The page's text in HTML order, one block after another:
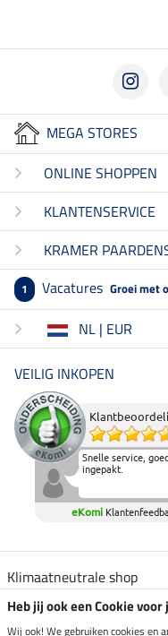
MEGA STORES
ONLINE SHOPPEN
KLANTENSERVICE
KRAMER
1 Vacatures Groei met
NL | EUR
VEILIG INKOPEN
Snelle service, goed
ingepakt.
eKomi
Klimaatneutrale shop
Heb jij ook een Cookie voor
Wij ook! We gebruiken cookies en